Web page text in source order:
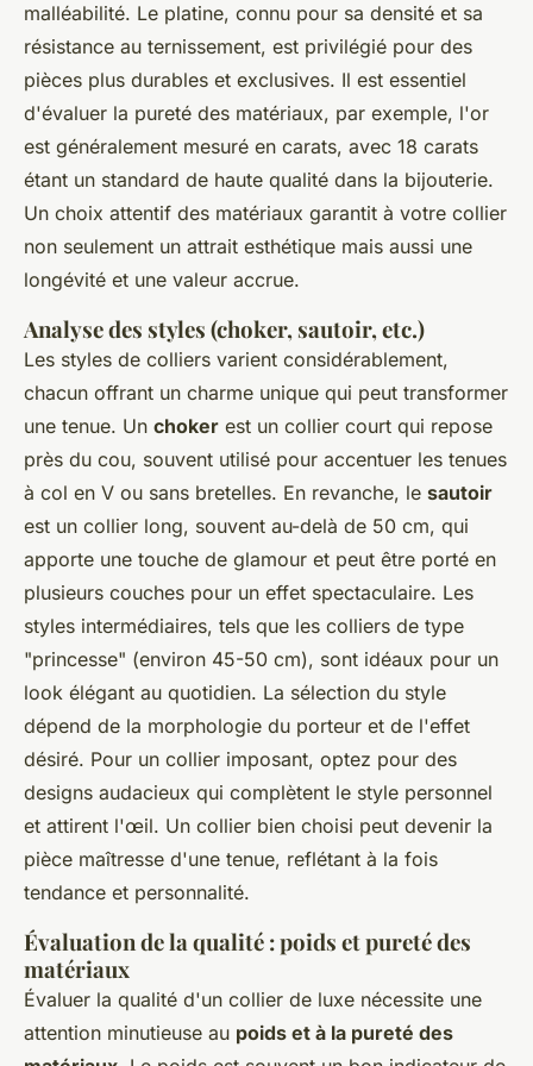
malléabilité. Le platine, connu pour sa densité et sa
résistance au ternissement, est privilégié pour des
pièces plus durables et exclusives. Il est essentiel
d'évaluer la pureté des matériaux, par exemple, l'or
est généralement mesuré en carats, avec 18 carats
étant un standard de haute qualité dans la bijouterie.
Un choix attentif des matériaux garantit à votre collier
non seulement un attrait esthétique mais aussi une
longévité et une valeur accrue.
Analyse des styles (choker, sautoir, etc.)
Les styles de colliers varient considérablement,
chacun offrant un charme unique qui peut transformer
une tenue. Un choker est un collier court qui repose
près du cou, souvent utilisé pour accentuer les tenues
à col en V ou sans bretelles. En revanche, le sautoir
est un collier long, souvent au-delà de 50 cm, qui
apporte une touche de glamour et peut être porté en
plusieurs couches pour un effet spectaculaire. Les
styles intermédiaires, tels que les colliers de type
"princesse" (environ 45-50 cm), sont idéaux pour un
look élégant au quotidien. La sélection du style
dépend de la morphologie du porteur et de l'effet
désiré. Pour un collier imposant, optez pour des
designs audacieux qui complètent le style personnel
et attirent l'œil. Un collier bien choisi peut devenir la
pièce maîtresse d'une tenue, reflétant à la fois
tendance et personnalité.
Évaluation de la qualité : poids et pureté des
matériaux
Évaluer la qualité d'un collier de luxe nécessite une
attention minutieuse au poids et à la pureté des